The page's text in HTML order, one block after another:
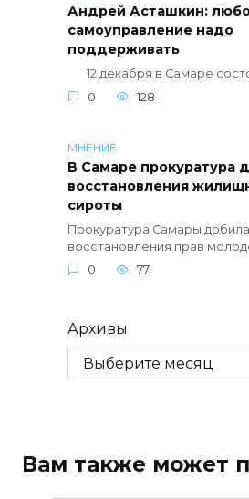
Андрей Асташкин:
самоуправление надо
поддерживать
12 декабря в Самаре
0
128
МНЕНИЕ
В Самаре прокуратура
восстановления
сироты
Прокуратура Самары
восстановления прав
0
77
Архивы
Вам также может